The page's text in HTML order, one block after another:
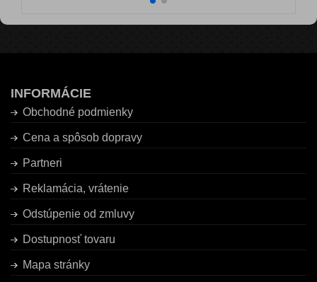
INFORMÁCIE
Obchodné podmienky
Cena a spôsob dopravy
Partneri
Reklamácia, vrátenie
Odstúpenie od zmluvy
Dostupnosť tovaru
Mapa stránky